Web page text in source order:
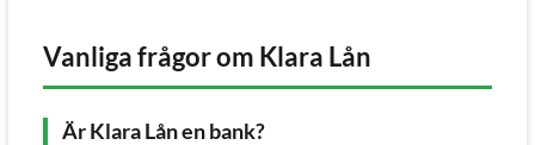
Vanliga frågor om Klara Lån
Är Klara Lån en bank?